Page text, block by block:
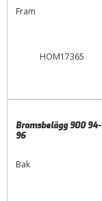
HOM17365
Fram
Bromsbelägg 900 94-
96
Bak